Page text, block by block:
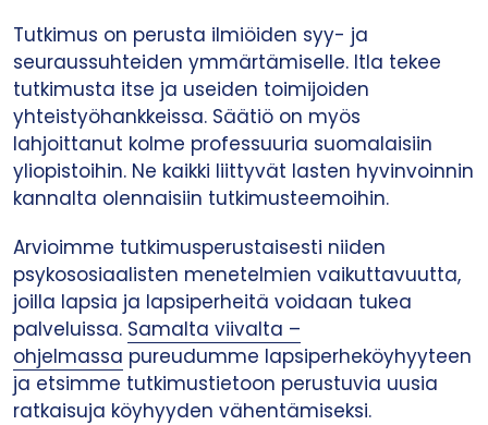
Tutkimus on perusta ilmiöiden syy- ja
seuraussuhteiden ymmärtämiselle. Itla tekee
tutkimusta itse ja useiden toimijoiden
yhteistyöhankkeissa. Säätiö on myös
lahjoittanut kolme professuuria suomalaisiin
yliopistoihin. Ne kaikki liittyvät lasten hyvinvoinnin
kannalta olennaisiin tutkimusteemoihin.
Arvioimme tutkimusperustaisesti niiden
psykososiaalisten menetelmien vaikuttavuutta,
joilla lapsia ja lapsiperheitä voidaan tukea
palveluissa. Samalta viivalta –
ohjelmassa pureudumme lapsiperheköyhyyteen
ja etsimme tutkimustietoon perustuvia uusia
ratkaisuja köyhyyden vähentämiseksi.